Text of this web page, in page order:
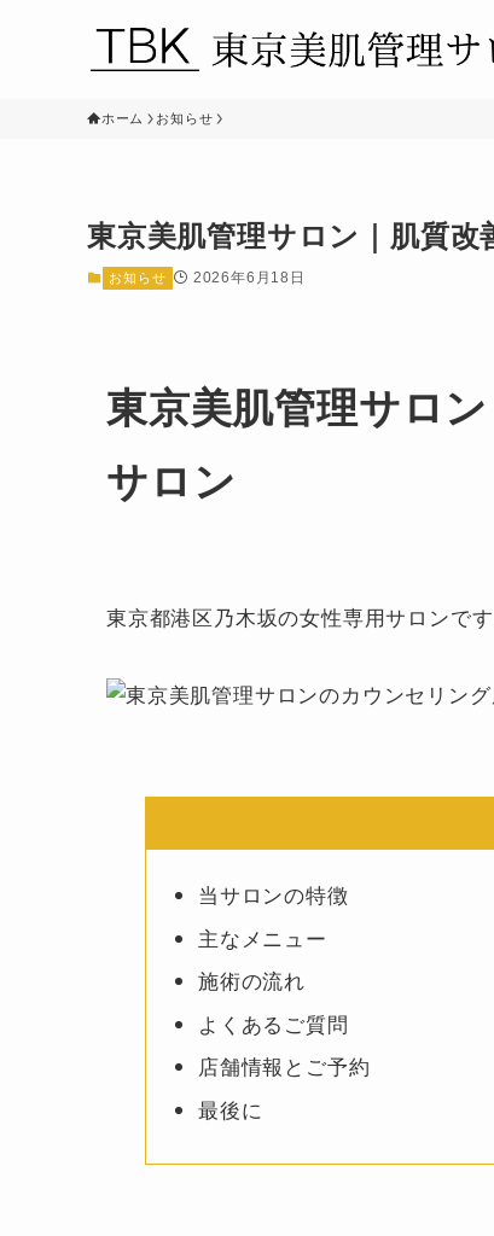
ホーム お知らせ
東京美肌管理サロン｜肌質
お知らせ 2026年6月18日
東京美肌管理サロ
サロン
東京都港区乃木坂の女性専用サロンで
当サロンの特徴
主なメニュー
施術の流れ
よくあるご質問
店舗情報とご予約
最後に